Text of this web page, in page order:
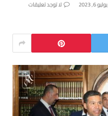
يوليو 6, 2023
لا توجد تعليقات